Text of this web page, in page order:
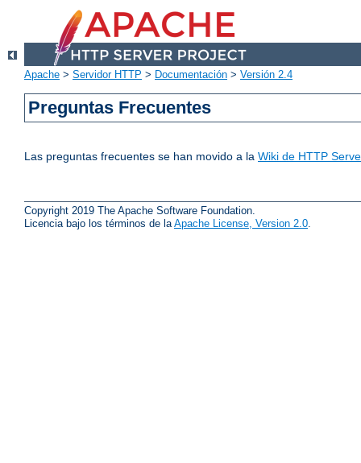
Apache > Servidor HTTP > Documentación > Versión 2.4
Preguntas Frecuentes
Las preguntas frecuentes se han movido a la Wiki de HTTP
Copyright 2019 The Apache Software Foundation.
Licencia bajo los términos de la Apache License, Version 2.0